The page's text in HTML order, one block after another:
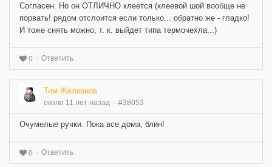
Согласен. Но он ОТЛИЧНО клеется (клеевой шой вообще не
порвать! рядом отслоится если только... обратно же - гладко!
И тоже снять можно, т. к. выйдет типа термочехла...)
0 Ответить
Тим Железнов
около 11 лет назад #38053
Очумелые ручки. Пока все дома, блин!
0 Ответить